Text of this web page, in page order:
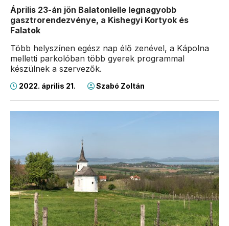
Április 23-án jön Balatonlelle legnagyobb
gasztrorendezvénye, a Kishegyi Kortyok és
Falatok
Több helyszínen egész nap élő zenével, a Kápolna
melletti parkolóban több gyerek programmal
készülnek a szervezők.
2022. április 21. Szabó Zoltán